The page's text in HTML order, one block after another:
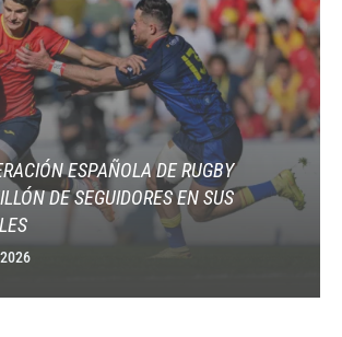
ESPAÑOLA DE RUGBY
DE SEGUIDORES EN SUS
2026